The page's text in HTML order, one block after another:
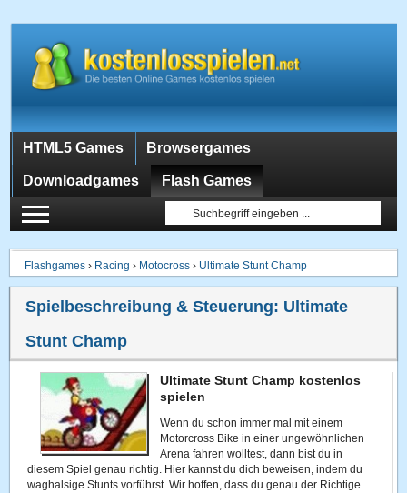
HTML5 Games Browsergames
Downloadgames Flash Games
Flashgames › Racing › Motocross › Ultimate Stunt Champ
Spielbeschreibung & Steuerung: Ultimate
Stunt Champ
Ultimate Stunt Champ kostenlos
spielen
Wenn du schon immer mal mit einem
Motorcross Bike in einer ungewöhnlichen
Arena fahren wolltest, dann bist du in
diesem Spiel genau richtig. Hier kannst du dich beweisen, indem du
waghalsige Stunts vorführst. Wir hoffen, dass du genau der Richtige